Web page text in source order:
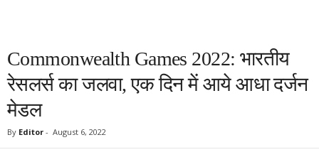
Commonwealth Games 2022: भारतीय
रेसलर्स का जलवा, एक दिन में आये आधा दर्जन
मेडल
By Editor - August 6, 2022